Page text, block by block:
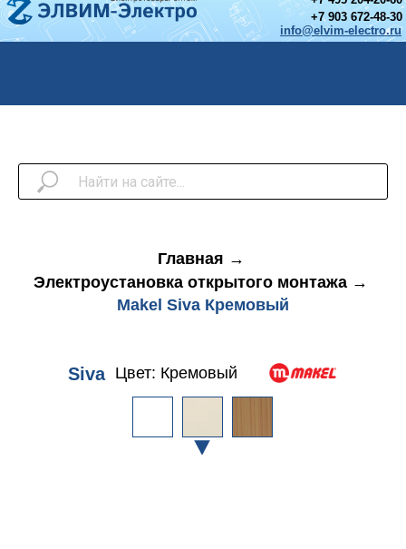
Главная →
Электроустановка открытого монтажа →
Makel Siva Кремовый
Siva Цвет: Кремовый